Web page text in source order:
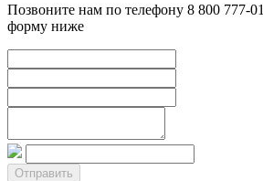
Позвоните нам по телефону 8 800 777-
форму ниже